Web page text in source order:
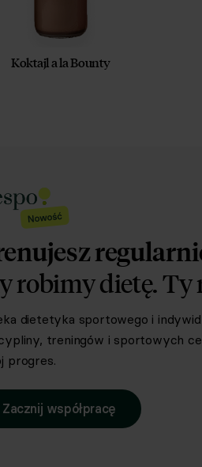
Koktajl a la Bounty
robimy dietę.Ty
dietetyka sportowego i
treningów i sportowych
progres.
Zacznij współpracę